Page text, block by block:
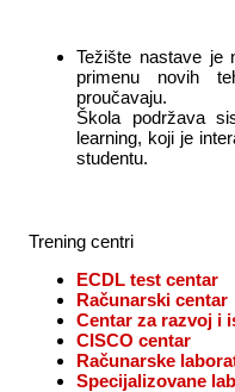
Težište nastave je
primenu novih
proučavaju.
Škola podržava
learning, koji je
studentu.
Trening centri
ECDL test centar
Računarski centar
Centar za razvoj i
CISCO centar
Računarske
Specijalizovane